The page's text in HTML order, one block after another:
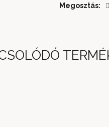
Megosztás